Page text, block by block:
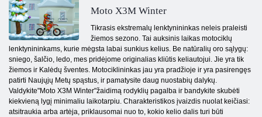
Moto X3M Winter
Tikrasis ekstremalų lenktynininkas neleis praleisti
žiemos sezono. Tai auksinis laikas motociklų
lenktynininkams, kurie mėgsta labai sunkius kelius. Be natūralių oro sąlygų:
sniego, šalčio, ledo, mes pridėjome originalias kliūtis keliautojui. Jie yra tik
žiemos ir Kalėdų šventes. Motociklininkas jau yra pradžioje ir yra pasirengęs
patirti Naujųjų Metų spąstus, ir pamatysite daug nuostabių dalykų.
Valdykite"Moto X3M Winter"žaidimą rodyklių pagalba ir bandykite skubėti
kiekvieną lygį minimaliu laikotarpiu. Charakteristikos įvaizdis nuolat keičiasi:
atsitraukia arba artėja, priklausomai nuo to, kokio kelio dalis turi būti